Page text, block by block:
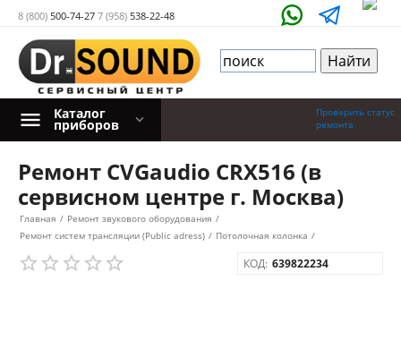
8 (800) 500-74-27 7 (958) 538-22-48
Проверить статус
ремонта
Каталог
приборов
Ремонт CVGaudio CRX516 (в
сервисном центре г. Москва)
Главная / Ремонт звукового оборудования /
Ремонт систем трансляции (Public adress) / Потолочная колонка /
КОД: 639822234